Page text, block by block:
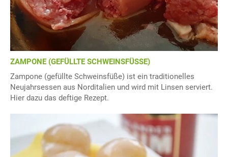
ZAMPONE (GEFÜLLTE SCHWEINSFÜSSE)
Zampone (gefüllte Schweinsfüße) ist ein traditionelles
Neujahrsessen aus Norditalien und wird mit Linsen serviert.
Hier dazu das deftige Rezept.